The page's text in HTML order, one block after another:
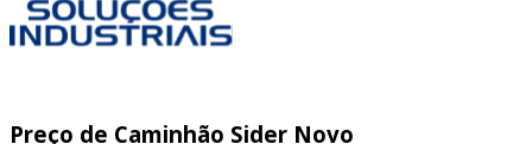
Preço de Caminhão Sider Novo